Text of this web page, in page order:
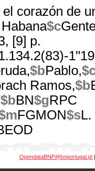
el corazón de
$c
[9] p.
$bPablo,
Ramos,$b
$bBN$gRPC
FGMON$sL.
OpendataBNP@bnportugal.pt